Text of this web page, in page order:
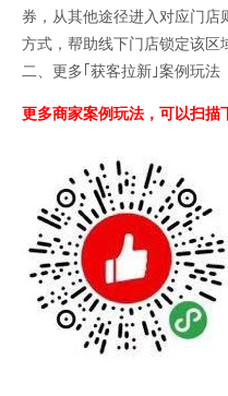
券，从其他途径进入对应门店
方式，帮助线下门店锁定该区
二、更多｢获客拉新｣案例玩法
更多商家案例玩法，可以扫描